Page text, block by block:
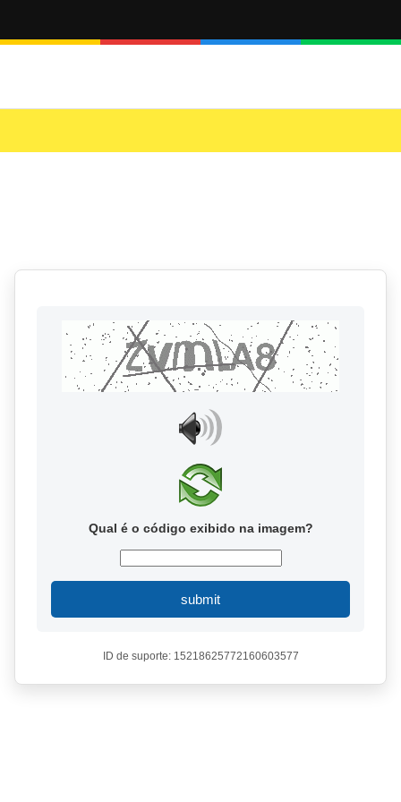
Qual é o código exibido na imagem?
submit
ID de suporte: 15218625772160603577